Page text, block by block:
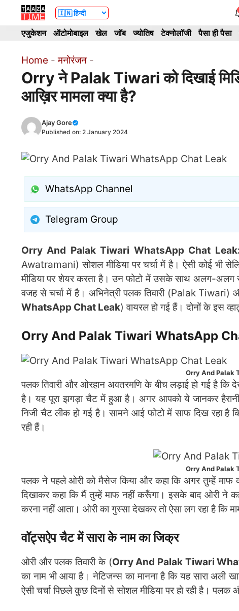
contentएजुकेशन ऑटोमोबाइल खेल जॉब ज्योतिष टेक्नोलॉजी पैसा ही पैसा
Home -मनोरंजन -
Orry ने Palak Tiwari को दिखाई
आख़िर मामला क्या है?
Ajay Gore
Published on: 2 January 2024
WhatsApp Channel
Telegram Group
Orry And Palak Tiwari WhatsApp Chat
Awatramani) सोशल मीडिया पर चर्चा में है। ऐसी कोई भी
मीडिया पर शेयर करता है। उन फोटो में उसके साथ अलग-अलग
वजह से चर्चा में है। अभिनेत्री पलक तिवारी (Palak Tiwari)
WhatsApp Chat Leak) वायरल हो गई हैं। दोनों के इस
Orry And Palak Tiwari WhatsApp Chat
Orry And Palak
पलक तिवारी और ओरहान अवतरमणि के बीच लड़ाई हो गई है कि
है। यह पूरा झगड़ा चैट में हुआ है। अगर आपको ये जानकर
निजी चैट लीक हो गई है। सामने आई फोटो में साफ दिख रहा है
रही हैं।
Orry And Palak
पलक ने पहले ओरी को मैसेज किया और कहा कि अगर तुम्हें माफ
दिखाकर कहा कि मैं तुम्हें माफ नहीं करूँगा। इसके बाद ओरी ने
करना नहीं आता। ओरी का गुस्सा देखकर तो ऐसा लग रहा है कि
वॉट्सऐप चैट में सारा के नाम का जिक्र
ओरी और पलक तिवारी के (Orry And Palak Tiwari
का नाम भी आया है। नेटिजन्स का मानना है कि यह सारा अली
ऐसी चर्चा पिछले कुछ दिनों से सोशल मीडिया पर हो रही है। पलक